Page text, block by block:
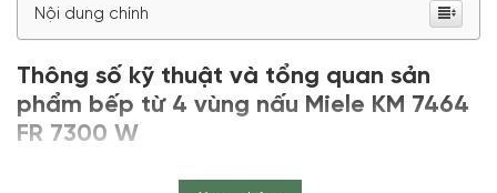
Nội dung chính
Thông số kỹ thuật và tổng quan sản
phẩm bếp từ 4 vùng nấu Miele KM 7464
FR 7300 W
Thông số kỹ thuật